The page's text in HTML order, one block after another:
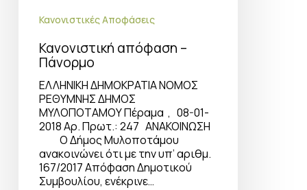
Κανονιστικές Αποφάσεις
Κανονιστική απόφαση –
Πάνορμο
ΕΛΛΗΝΙΚΗ ΔΗΜΟΚΡΑΤΙΑ ΝΟΜΟΣ
ΡΕΘΥΜΝΗΣ ΔΗΜΟΣ
ΜΥΛΟΠΟΤΑΜΟΥ Πέραμα , 08-01-
2018 Αρ. Πρωτ.: 247 ΑΝΑΚΟΙΝΩΣΗ
Ο Δήμος Μυλοποτάμου
ανακοινώνει ότι με την υπ’ αριθμ.
167/2017 Απόφαση Δημοτικού
Συμβουλίου, ενέκρινε…